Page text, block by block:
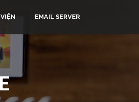
EMAIL SERVER